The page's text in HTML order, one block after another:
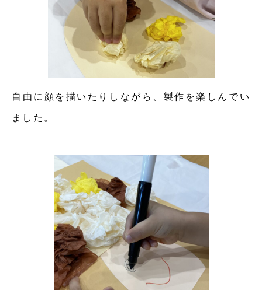
自由に顔を描いたりしながら、製作を楽しんでい
ました。